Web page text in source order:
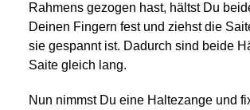
Rahmens gezogen hast, hältst Du
Deinen Fingern fest und ziehst die
sie gespannt ist. Dadurch sind beide
Saite gleich lang.
Nun nimmst Du eine Haltezange und